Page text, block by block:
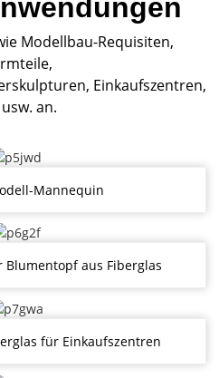
Modellbau-Requisiten,
Einkaufszentren,
an.
Mannequin
aus Fiberglas
für Einkaufszentren